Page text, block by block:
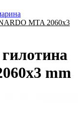
MTA 2060x3
mm